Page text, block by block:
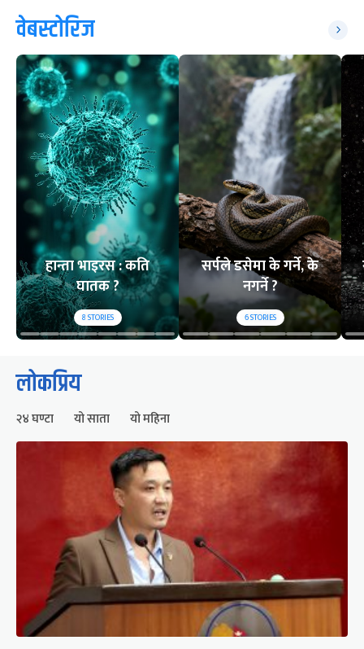
वेबस्टोरिज
हान्ता भाइरस : कति
घातक ?
8STORIES
सर्पले डसेमा के गर्ने, के
नगर्ने ?
6STORIES
लोकप्रिय
२४ घण्टा यो साता यो महिना